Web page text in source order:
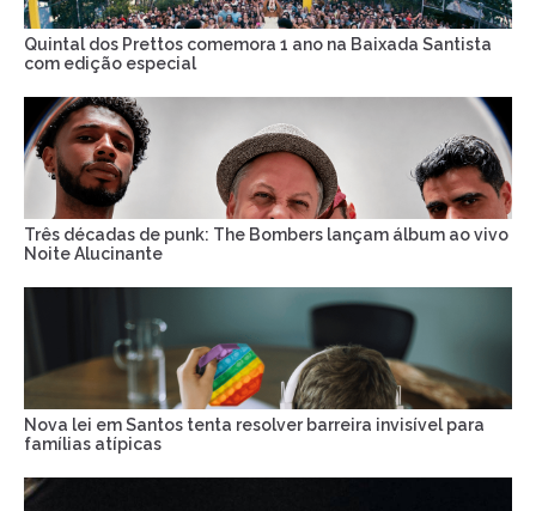
Quintal dos Prettos comemora 1 ano na Baixada Santista
com edição especial
Três décadas de punk: The Bombers lançam álbum ao vivo
Noite Alucinante
Nova lei em Santos tenta resolver barreira invisível para
famílias atípicas